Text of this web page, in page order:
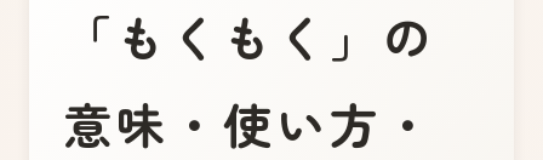
「 も く も く 」の
意味・使い方・